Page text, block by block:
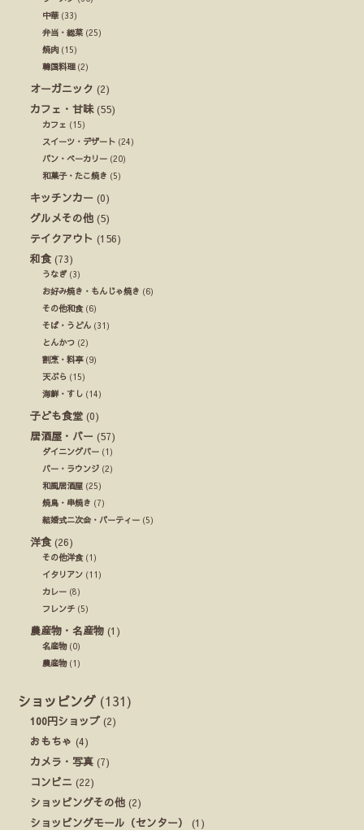
中華(33)
弁当・総菜 (25)
焼肉 (15)
韓国料理(2)
オーガニック (2)
カフェ・甘味(55)
カフェ (15)
スイーツ・デザート (24)
パン・ベーカリー (20)
和菓子・たこ焼き (5)
キッチンカー (0)
グルメその他 (5)
テイクアウト (156)
和食 (73)
うなぎ(3)
お好み焼き・もんじゃ焼き (6)
その他和食(6)
そば・うどん (31)
とんかつ (2)
割烹・料亭(9)
天ぷら (15)
海鮮・すし (14)
子ども食堂 (0)
居酒屋・バー (57)
ダイニングバー (1)
バー・ラウンジ (2)
和風居酒屋 (25)
焼鳥・串焼き (7)
結婚式ニ次会・パーティー (5)
洋食 (26)
その他洋食(1)
イタリアン (11)
カレー (8)
フレンチ (5)
農産物・名産物 (1)
名産物(0)
農産物(1)
ショッピング (131)
100円ショップ (2)
おもちゃ (4)
カメラ・写真 (7)
コンビニ (22)
ショッピングその他 (2)
ショッピングモール（センター）
(1)